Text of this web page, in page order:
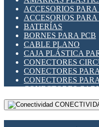
INDICADORES
INTERFACES DE
INTERRUPTORES
LLAVES
MEDIDORES DE
MOTORES PASO A
PANTALLAS HMI
PLC -
RELÉS DE
SENSORES
ACCESORIOS
ACCESORIOS
BATERÍAS
BORNES PARA PCB
CABLE PLANO
CAJA PLÁSTICA
CONECTORES
CONECTORES
CONECTORES
CONECTORES
CONECTORES PCB
DIP SWITCHES